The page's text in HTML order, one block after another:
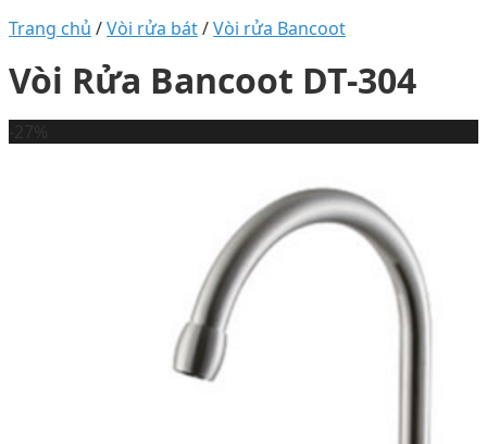
Trang chủ /Vòi rửa bát/Vòi rửa Bancoot
Vòi Rửa Bancoot DT-304